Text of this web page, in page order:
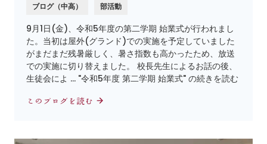
ブログ（中高） 部活動
9月1日(金)、令和5年度の第二学期 始業式が行われまし
た。当初は屋外(グランド)での実施を予定していました
がまだまだ残暑厳しく、暑さ指数も高かったため、放送
での実施に切り替えました。 校長先生によるお話の後、
生徒会によ … "令和5年度 第二学期 始業式" の続きを読む
このブログを読む